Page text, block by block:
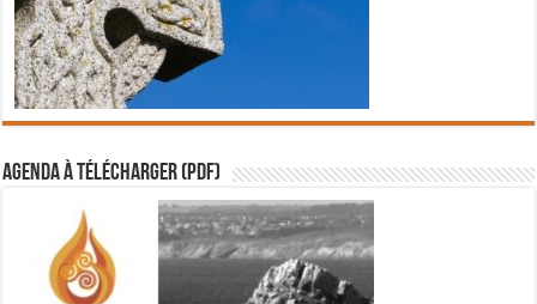
Agenda à télécharger (PDF)